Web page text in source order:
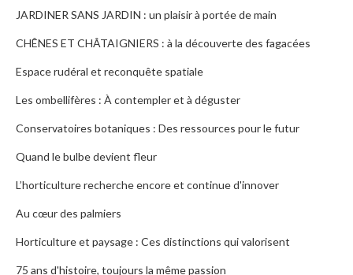
JARDINER SANS JARDIN : un plaisir à portée de main
CHÊNES ET CHÂTAIGNIERS : à la découverte des fagacées
Espace rudéral et reconquête spatiale
Les ombellifères : À contempler et à déguster
Conservatoires botaniques : Des ressources pour le futur
Quand le bulbe devient fleur
L’horticulture recherche encore et continue d'innover
Au cœur des palmiers
Horticulture et paysage : Ces distinctions qui valorisent
75 ans d'histoire, toujours la même passion